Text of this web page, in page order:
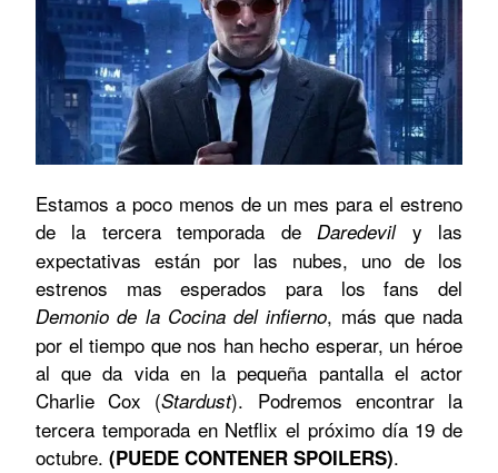
Estamos a poco menos de un mes para el estreno
de la tercera temporada deDaredevil y las
expectativas están por las nubes, uno de los
estrenos mas esperados para los fans del
Demonio de la Cocina del infierno, más que nada
por el tiempo que nos han hecho esperar, un héroe
al que da vida en la pequeña pantalla el actor
Charlie Cox (Stardust). Podremos encontrar la
tercera temporada en Netflix el próximo día 19 de
octubre. (PUEDE CONTENER SPOILERS).